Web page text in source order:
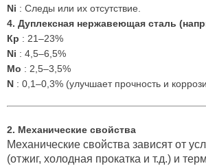
Ni : Следы или их отсутствие.
4. Дуплексная нержавеющая сталь
Кр : 21–23%
Ni : 4,5–6,5%
Мо : 2,5–3,5%
N : 0,1–0,3% (улучшает прочность и
2. Механические свойства
Механические свойства зависят от
(отжиг, холодная прокатка и т.д.) и